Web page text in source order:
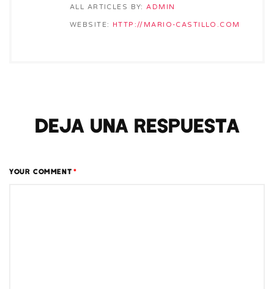
ALL ARTICLES BY: ADMIN
WEBSITE: HTTP://MARIO-CASTILLO.COM
Deja una respuesta
YOUR COMMENT *